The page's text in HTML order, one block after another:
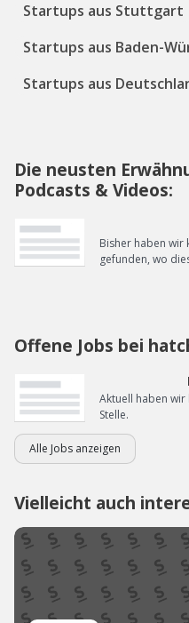
Startups aus Stuttgart
Startups aus Baden-
Startups aus
Die neusten
Podcasts & Videos:
Bisher haben
gefunden, wo
Offene Jobs bei
Aktuell haben wir
Stelle.
Alle Jobs anzeigen
Vielleicht auch